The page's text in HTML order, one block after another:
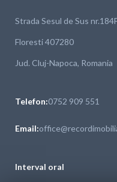
Strada Sesul de Sus
Floresti 407280
Jud. Cluj-Napoca, Romania
Telefon:0752 909 551
Email:
Interval oral